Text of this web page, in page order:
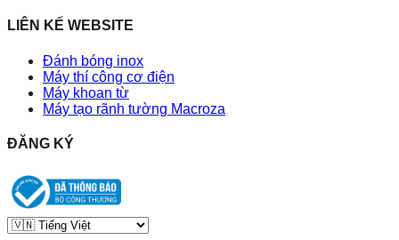
LIÊN KẾ WEBSITE
Đánh bóng inox
Máy thí công cơ điện
Máy khoan từ
Máy tạo rãnh tường Macroza
ĐĂNG KÝ